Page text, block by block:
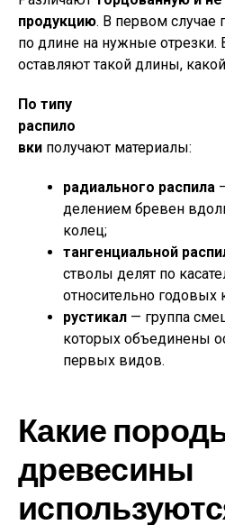
продукцию. В первом случае
по длине на нужные отрезки.
оставляют такой длины,
По типу
распило
вки получают материалы:
радиального распила
делением бревен
колец;
тангенциальной
стволы делят по
относительно годовых
рустикал — группа
которых объединены
первых видов.
Какие
древесины